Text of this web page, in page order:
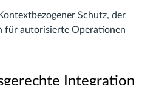
Kontextbezogener Schutz, der
für autorisierte Operationen
Integration